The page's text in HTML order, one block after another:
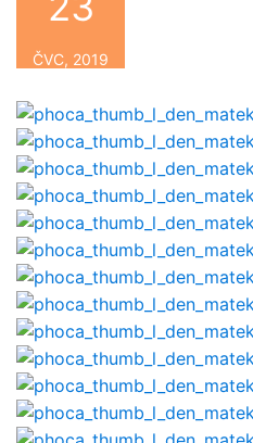
ČVC, 2019